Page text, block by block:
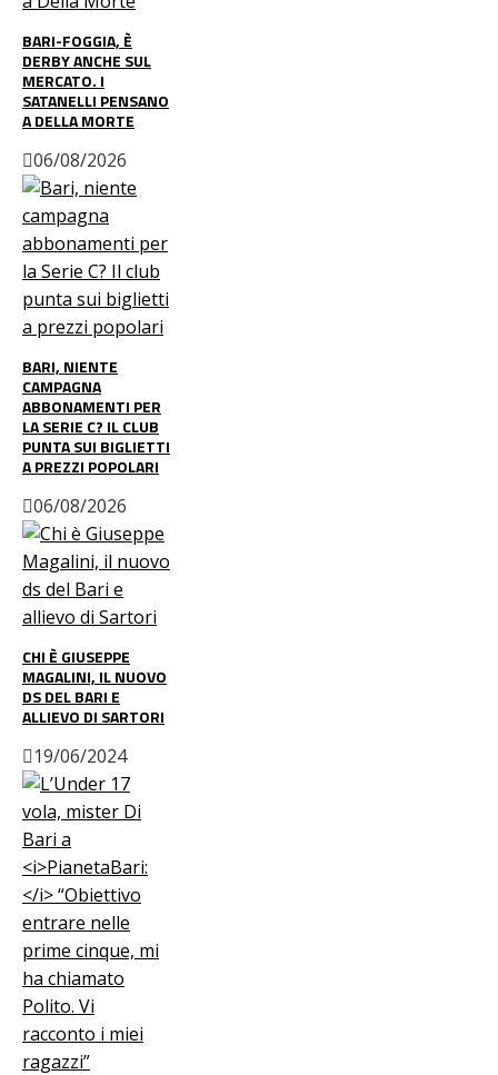
BARI-FOGGIA, È
DERBY ANCHE SUL
MERCATO. I
SATANELLI PENSANO
A DELLA MORTE
06/08/2026
BARI, NIENTE
CAMPAGNA
ABBONAMENTI PER
LA SERIE C? IL CLUB
PUNTA SUI BIGLIETTI
A PREZZI POPOLARI
06/08/2026
CHI È GIUSEPPE
MAGALINI, IL NUOVO
DS DEL BARI E
ALLIEVO DI SARTORI
19/06/2024